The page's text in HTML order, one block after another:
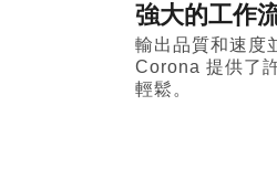
強大的工作
輸出品質和速度
Corona 提供了
輕鬆。